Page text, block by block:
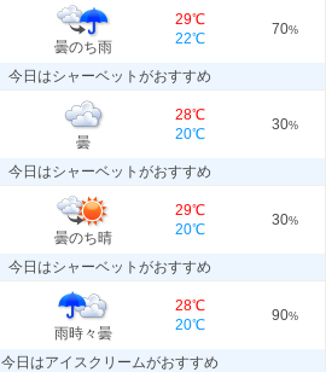
曇のち雨
29℃
22℃
70%
今日はシャーベットがおすすめ
曇
28℃
20℃
30%
今日はシャーベットがおすすめ
曇のち晴
29℃
20℃
30%
今日はシャーベットがおすすめ
雨時々曇
28℃
20℃
90%
今日はアイスクリームがおすすめ